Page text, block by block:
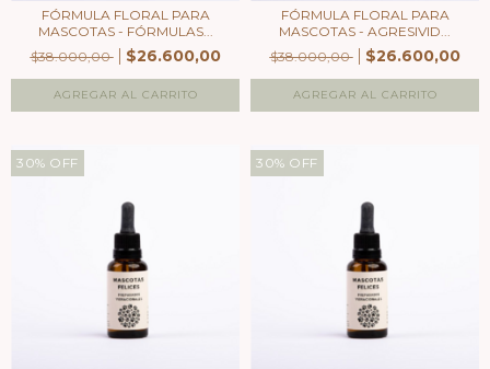
FÓRMULA FLORAL PARA
MASCOTAS - FÓRMULAS...
$38.000,00
$26.600,00
FÓRMULA FLORAL PARA
MASCOTAS - AGRESIVID...
$38.000,00
$26.600,00
30% OFF 30% OFF